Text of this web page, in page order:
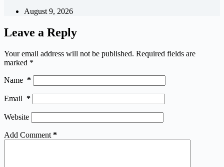
August 9, 2026
Leave a Reply
Your email address will not be published. Required fields are
marked *
Name *
Email *
Website
Add Comment *